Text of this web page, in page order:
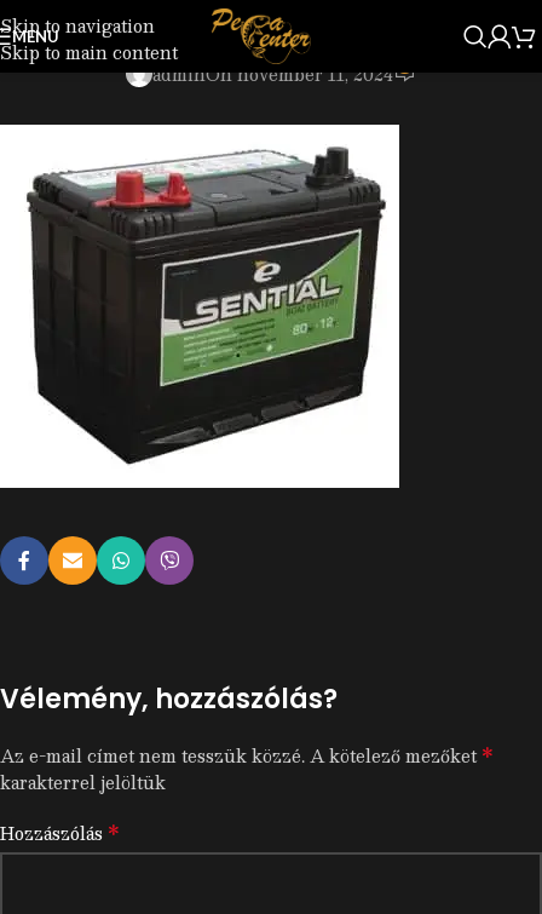
Skip to navigation
Skip to main content
MENU 4402_1874.jpg
adminOn november 11, 2024
Vélemény, hozzászólás?
Az e-mail címet nem tesszük közzé.A kötelező mezőket*
karakterrel jelöltük
Hozzászólás *